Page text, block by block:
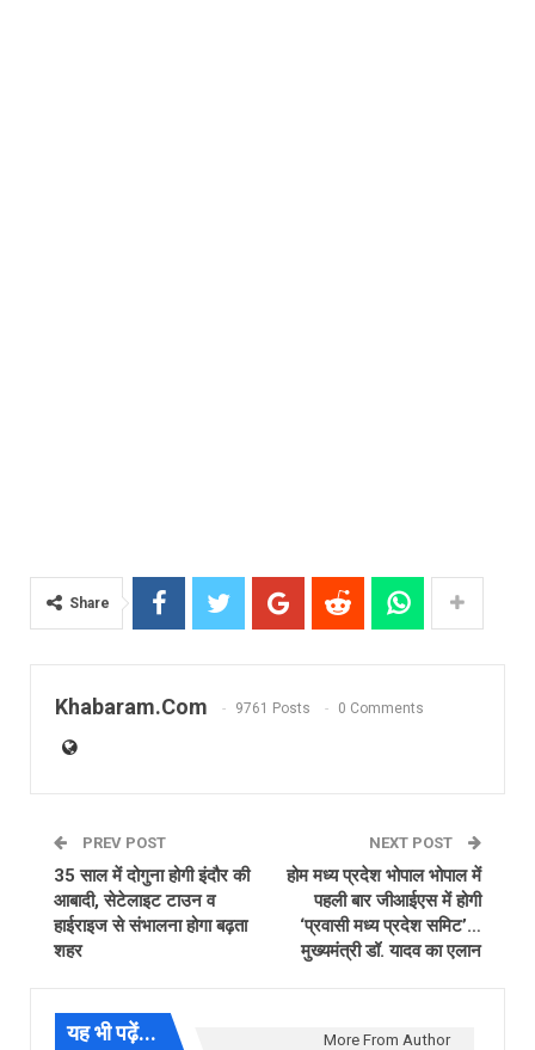
Share
Khabaram.Com 9761 Posts 0 Comments
PREV POST
35 साल में दोगुना होगी इंदौर की
आबादी, सेटेलाइट टाउन व
हाईराइज से संभालना होगा बढ़ता
शहर
NEXT POST
होम मध्य प्रदेश भोपाल भोपाल में
पहली बार जीआईएस में होगी
‘प्रवासी मध्य प्रदेश समिट’…
मुख्यमंत्री डॉ. यादव का एलान
यह भी पढ़ें... More From Author